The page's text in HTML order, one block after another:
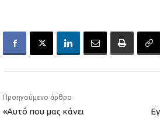
Προηγούμενο άρθρο
«Αυτό που μας κάνει